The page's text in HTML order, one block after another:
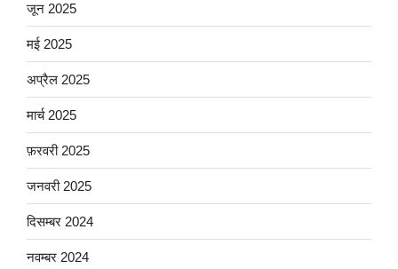
जून 2025
मई 2025
अप्रैल 2025
मार्च 2025
फ़रवरी 2025
जनवरी 2025
दिसम्बर 2024
नवम्बर 2024